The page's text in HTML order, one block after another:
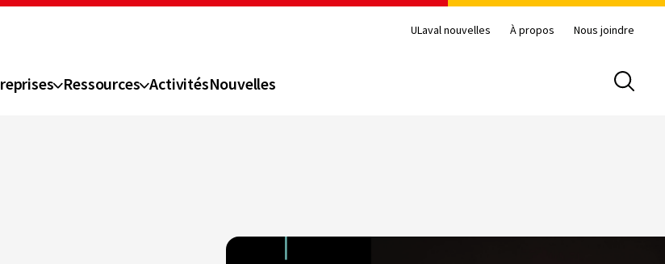
ULaval nouvelles À propos Nous joindre
Ressources ActivitésNouvelles